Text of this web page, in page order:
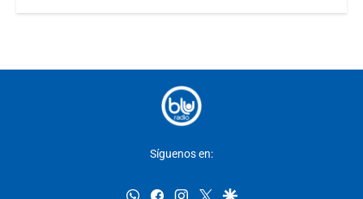
Síguenos en:
whatsappfacebookinstagram
twittergoogle